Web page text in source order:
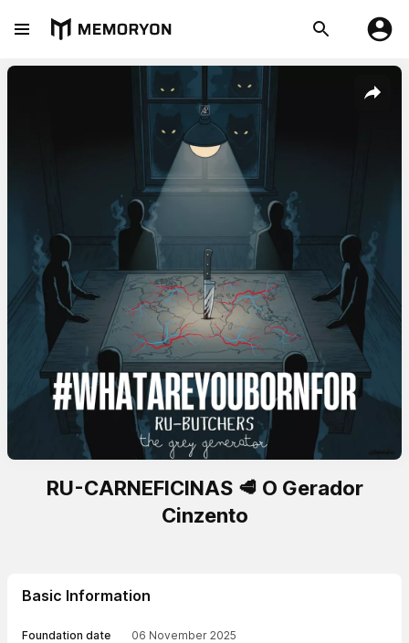
RU-CARNEFICINAS 🥩 O Gerador
Cinzento
Basic Information
Foundation date 06 November 2025